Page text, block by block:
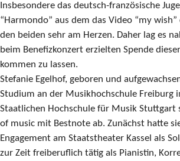
Insbesondere das deutsch-französische
“Harmondo” aus dem das Video “my
den beiden sehr am Herzen. Daher lag es
beim Benefizkonzert erzielten Spende
kommen zu lassen.
Stefanie Egelhof, geboren und
Studium an der Musikhochschule Freiburg
Staatlichen Hochschule für Musik Stuttgart
of music mit Bestnote ab. Zunächst hatte
Engagement am Staatstheater Kassel als
zur Zeit freiberuflich tätig als Pianistin,